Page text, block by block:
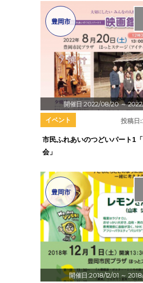
開催日:2022/08/20～
豊岡市
投稿日:
イベント
市民ふれあいのつどいパート1
会」
開催日:2018/12/01 ～
豊岡市